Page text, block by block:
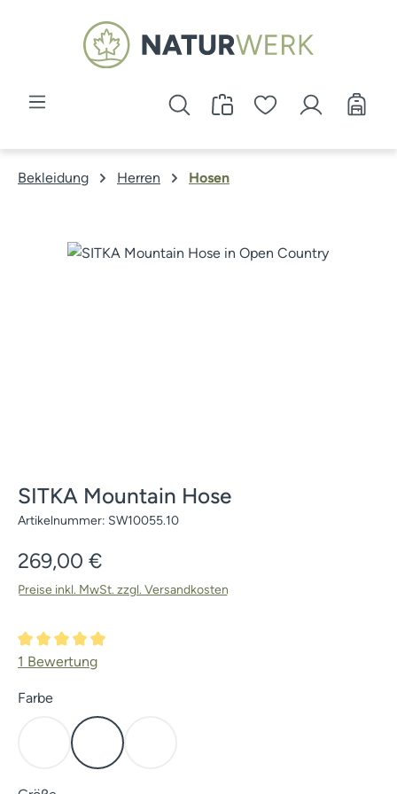
Zum Hauptinhalt springen
Bekleidung Herren Hosen
Bildergalerie überspringen
SITKA Mountain Hose
Artikelnummer: SW10055.10
Regulärer Preis:
269,00 €
Preise inkl. MwSt. zzgl. Versandkosten
Durchschnittliche Bewertung von 5 von 5 Sternen
1 Bewertung
Farbeauswählen
(Diese Option ist zurzeit nicht verfügbar.)
Open Country